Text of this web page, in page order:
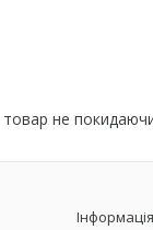
товар не